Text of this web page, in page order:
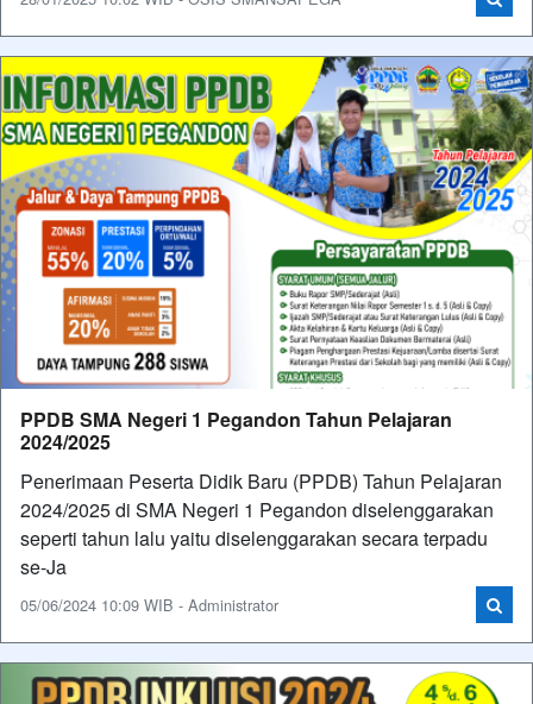
PPDB SMA Negeri 1 Pegandon Tahun Pelajaran
2024/2025
Penerimaan Peserta Didik Baru (PPDB) Tahun Pelajaran
2024/2025 di SMA Negeri 1 Pegandon diselenggarakan
seperti tahun lalu yaitu diselenggarakan secara terpadu
se-Ja
05/06/2024 10:09 WIB - Administrator